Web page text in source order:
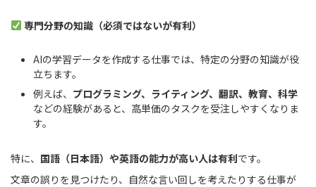
専門分野の知識（必須ではないが有利）
AIの学習データを作成する仕事では、特定の分野の知識が役
立ちます。
例えば、 プログラミング、ライティング、翻訳、教育、科学
などの経験があると、高単価のタスクを受注しやすくなりま
す。
特に、 国語（日本語）や英語の能力が高い人は有利です。
文章の誤りを見つけたり、自然な言い回しを考えたりする仕事が